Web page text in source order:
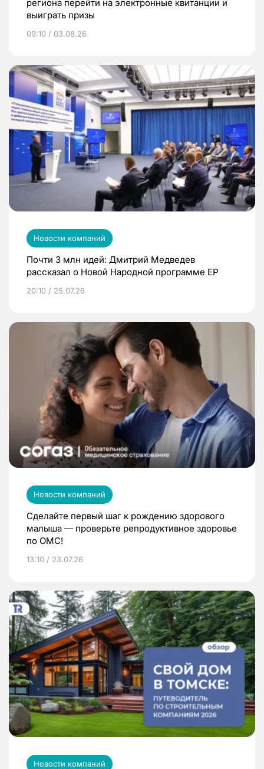
региона перейти на электронные квитанции и
выиграть призы
09:10 / 03.08.26
Новости компаний
Почти 3 млн идей: Дмитрий Медведев
рассказал о Новой Народной программе ЕР
20:10 / 25.07.26
Новости компаний
Сделайте первый шаг к рождению здорового
малыша — проверьте репродуктивное здоровье
по ОМС!
13:10 / 23.07.26
Новости компаний